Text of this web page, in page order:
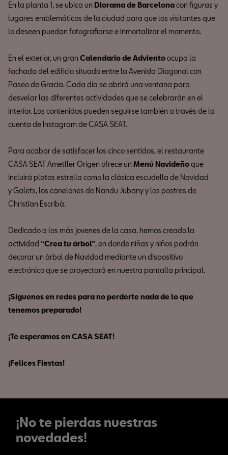
En la planta 1, se ubica un Diorama de Barcelonacon figuras y
lugares emblemáticos de la ciudad para que los visitantes que
lo deseen puedan fotografiarse e inmortalizar el momento.
En el exterior, un gran Calendario de Advientoocupa la
fachada del edificio situado entre la Avenida Diagonal con
Paseo de Gracia. Cada día se abrirá una ventana para
desvelar las diferentes actividades que se celebrarán en el
interior. Los contenidos pueden seguirse también a través de la
cuenta de Instagram de CASA SEAT.
Para acabar de satisfacer los cinco sentidos, el restaurante
CASA SEAT Ametller Origen ofrece un Menú Navideñoque
incluirá platos estrella como la clásica escudella de Navidad
y Galets, los canelones de Nandu Jubany y los postres de
Christian Escribà.
Dedicado a los más jovenes de la casa, hemos creado la
actividad “Crea tu árbol”, en donde niñas y niños podrán
decorar un árbol de Navidad mediante un dispositivo
electrónico que se proyectará en nuestra pantalla principal.
¡Síguenos en redes para no perderte nada de lo que
tenemos preparado!
¡Te esperamos en CASA SEAT!
¡Felices Fiestas!
¡No te pierdas nuestras
novedades!